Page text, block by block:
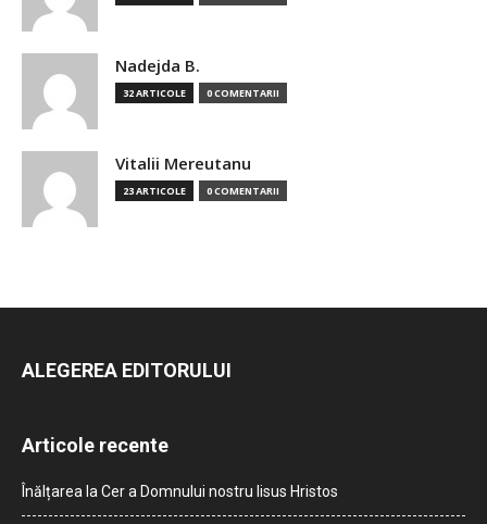
Nadejda B.
32 ARTICOLE 0 COMENTARII
Vitalii Mereutanu
23 ARTICOLE 0 COMENTARII
ALEGEREA EDITORULUI
Articole recente
Înălțarea la Cer a Domnului nostru Iisus Hristos